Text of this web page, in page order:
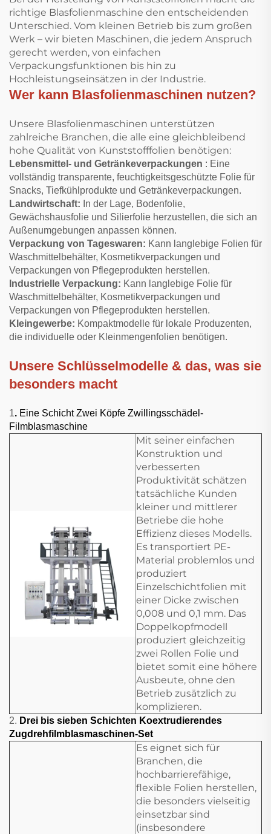
richtige Blasfolienmaschine den entscheidenden
Unterschied. Vom kleinen Betrieb bis zum großen
Werk – wir bieten Maschinen, die jedem Anspruch
gerecht werden, von einfachen
Verpackungsfunktionen bis hin zu
Hochleistungseinsätzen in der Industrie.
Wer kann Blasfolienmaschinen nutzen?
Unsere Blasfolienmaschinen unterstützen
zahlreiche Branchen, die alle eine gleichbleibend
hohe Qualität von Kunststofffolien benötigen:
Lebensmittel- und Getränkeverpackungen : Eine
vollständig transparente, feuchtigkeitsgeschützte Folie für
Snacks, Tiefkühlprodukte und Getränkeverpackungen.
Landwirtschaft: In der Lage, Bodenfolie,
Gewächshausfolie und Silierfolie herzustellen, die sich an
Außenumgebungen anpassen können.
Verpackung von Tageswaren: Kann langlebige Folien für
Waschmittelbehälter, Kosmetikverpackungen und
Verpackungen von Pflegeprodukten herstellen.
Industrielle Verpackung: Kann langlebige Folie für
Waschmittelbehälter, Kosmetikverpackungen und
Verpackungen von Pflegeprodukten herstellen.
Kleingewerbe: Kompaktmodelle für lokale Produzenten,
die individuelle oder Kleinmengenfolien benötigen.
Unsere Schlüsselmodelle & das, was sie
besonders macht
1. Eine Schicht Zwei Köpfe Zwillingsschädel-
Filmblasmaschine
Mit seiner einfachen
Konstruktion und
verbesserten
Produktivität schätzen
tatsächliche Kunden
kleiner und mittlerer
Betriebe die hohe
Effizienz dieses Modells.
Es transportiert PE-
Material problemlos und
produziert
Einzelschichtfolien mit
einer Dicke zwischen
0,008 und 0,1 mm. Das
Doppelkopfmodell
produziert gleichzeitig
zwei Rollen Folie und
bietet somit eine höhere
Ausbeute, ohne den
Betrieb zusätzlich zu
komplizieren.
2. Drei bis sieben Schichten Koextrudierendes
Zugdrehfilmblasmaschinen-Set
Es eignet sich für
Branchen, die
hochbarrierefähige,
flexible Folien herstellen,
die besonders vielseitig
einsetzbar sind
(insbesondere